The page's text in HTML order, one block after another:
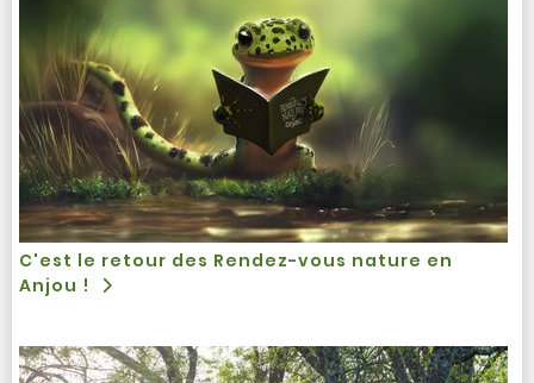
C'est le retour des Rendez-vous nature en
Anjou !